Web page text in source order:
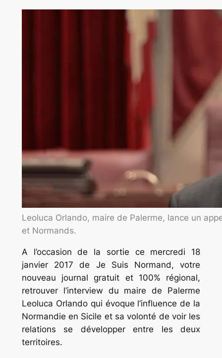
Leoluca Orlando, maire de Palerme, lance un
et Normands.
A l’occasion de la sortie ce mercredi 18
janvier 2017 de Je Suis Normand, votre
nouveau journal gratuit et 100% régional,
retrouver l’interview du maire de Palerme
Leoluca Orlando qui évoque l’influence de la
Normandie en Sicile et sa volonté de voir les
relations se développer entre les deux
territoires.